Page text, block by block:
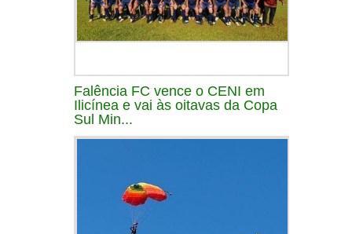
Falência FC vence o CENI em
Ilicínea e vai às oitavas da Copa
Sul Min...